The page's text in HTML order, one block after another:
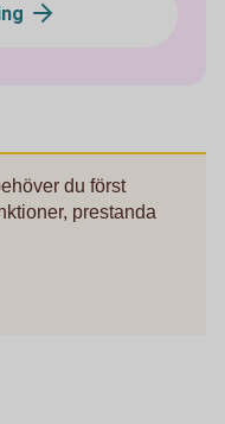
du först
prestanda